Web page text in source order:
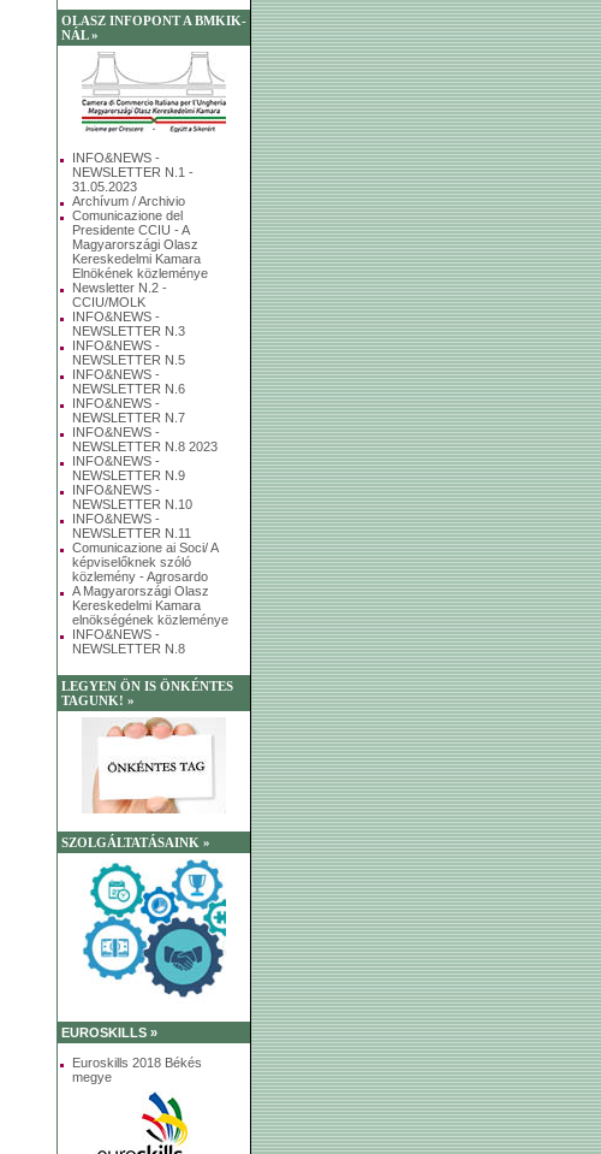
OLASZ INFOPONT A BMKIK-
NÁL »
INFO&NEWS -
NEWSLETTER N.1 -
31.05.2023
Archívum / Archivio
Comunicazione del
Presidente CCIU - A
Magyarországi Olasz
Kereskedelmi Kamara
Elnökének közleménye
Newsletter N.2 -
CCIU/MOLK
INFO&NEWS -
NEWSLETTER N.3
INFO&NEWS -
NEWSLETTER N.5
INFO&NEWS -
NEWSLETTER N.6
INFO&NEWS -
NEWSLETTER N.7
INFO&NEWS -
NEWSLETTER N.8 2023
INFO&NEWS -
NEWSLETTER N.9
INFO&NEWS -
NEWSLETTER N.10
INFO&NEWS -
NEWSLETTER N.11
Comunicazione ai Soci/ A
képviselőknek szóló
közlemény - Agrosardo
A Magyarországi Olasz
Kereskedelmi Kamara
elnökségének közleménye
INFO&NEWS -
NEWSLETTER N.8
LEGYEN ÖN IS ÖNKÉNTES
TAGUNK! »
SZOLGÁLTATÁSAINK »
EUROSKILLS »
Euroskills 2018 Békés
megye